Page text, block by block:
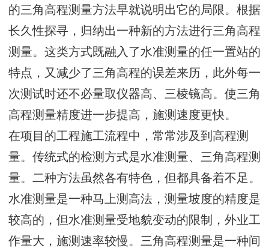
的三角高程测量方法早就说明出它的局限。根据
长久性探寻，归纳出一种新的方法进行三角高程
测量。这类方式既融入了水准测量的任一置站的
特点，又减少了三角高程的误差来历，此外每一
次测试时还不必量取仪器高、三棱镜高。使三角
高程测量精度进一步提高，施测速度更快。
在项目的工程施工流程中，常常涉及到高程测
量。传统式的检测方式是水准测量、三角高程测
量。二种方法虽然各有特色，但都具备着不足。
水准测量是一种马上测高法，测量坡度的精度是
较高的，但水准测量受地貌变动的限制，外业工
作量大，施测速率较慢。三角高程测量是一种间